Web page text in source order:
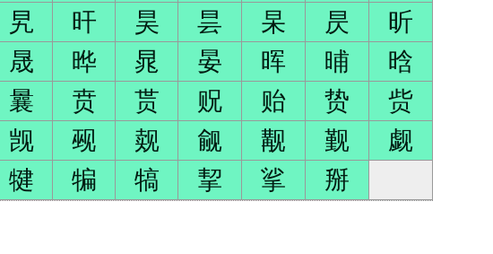
旯 旰 昊 昙 杲 昃 昕
晟 晔 晁 晏 晖 晡 晗
曩 贲 贳 贶 贻 贽 赀
觊 觋 觌 觎 觏 觐 觑
犍 犏 犒 挈 挲 掰